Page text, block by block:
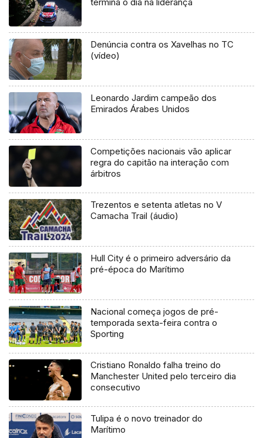
Denúncia contra os Xavelhas no TC
(vídeo)
Leonardo Jardim campeão dos
Emirados Árabes Unidos
Competições nacionais vão aplicar
regra do capitão na interação com
árbitros
Trezentos e setenta atletas no V
Camacha Trail (áudio)
Hull City é o primeiro adversário da
pré-época do Marítimo
Nacional começa jogos de pré-
temporada sexta-feira contra o
Sporting
Cristiano Ronaldo falha treino do
Manchester United pelo terceiro dia
consecutivo
Tulipa é o novo treinador do
Marítimo